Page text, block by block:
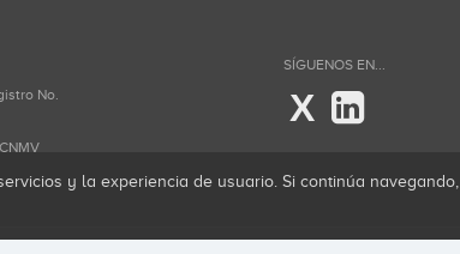
No.
SÍGUENOS EN...
X
y la experiencia de usuario. Si continúa navegando,